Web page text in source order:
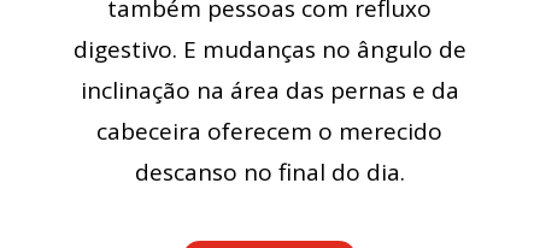
também pessoas com refluxo
digestivo. E mudanças no ângulo de
inclinação na área das pernas e da
cabeceira oferecem o merecido
descanso no final do dia.